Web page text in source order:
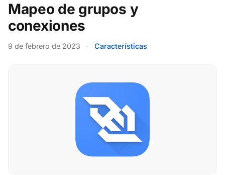
Mapeo de grupos y
conexiones
9 de febrero de 2023 · Características